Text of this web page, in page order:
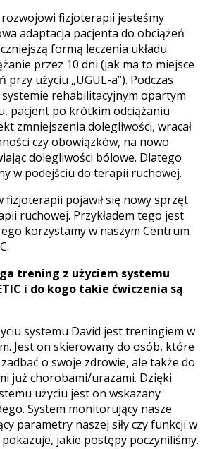
rozwojowi fizjoterapii jesteśmy
adaptacja pacjenta do obciążeń
formą leczenia układu
przez 10 dni (jak ma to miejsce
przy użyciu „UGUL-a”). Podczas
rehabilitacyjnym opartym
pacjent po krótkim odciążaniu
zmniejszenia dolegliwości, wracał
czy obowiązków, na nowo
dolegliwości bólowe. Dlatego
w podejściu do terapii ruchowej.
fizjoterapii pojawił się nowy sprzęt
ruchowej. Przykładem tego jest
korzystamy w naszym Centrum
trening z użyciem systemu
i do kogo takie ćwiczenia są
systemu David jest treningiem w
Jest on skierowany do osób, które
o swoje zdrowie, ale także do
już chorobami/urazami. Dzięki
użyciu jest on wskazany
System monitorujący nasze
parametry naszej siły czy funkcji w
jakie postępy poczyniliśmy.